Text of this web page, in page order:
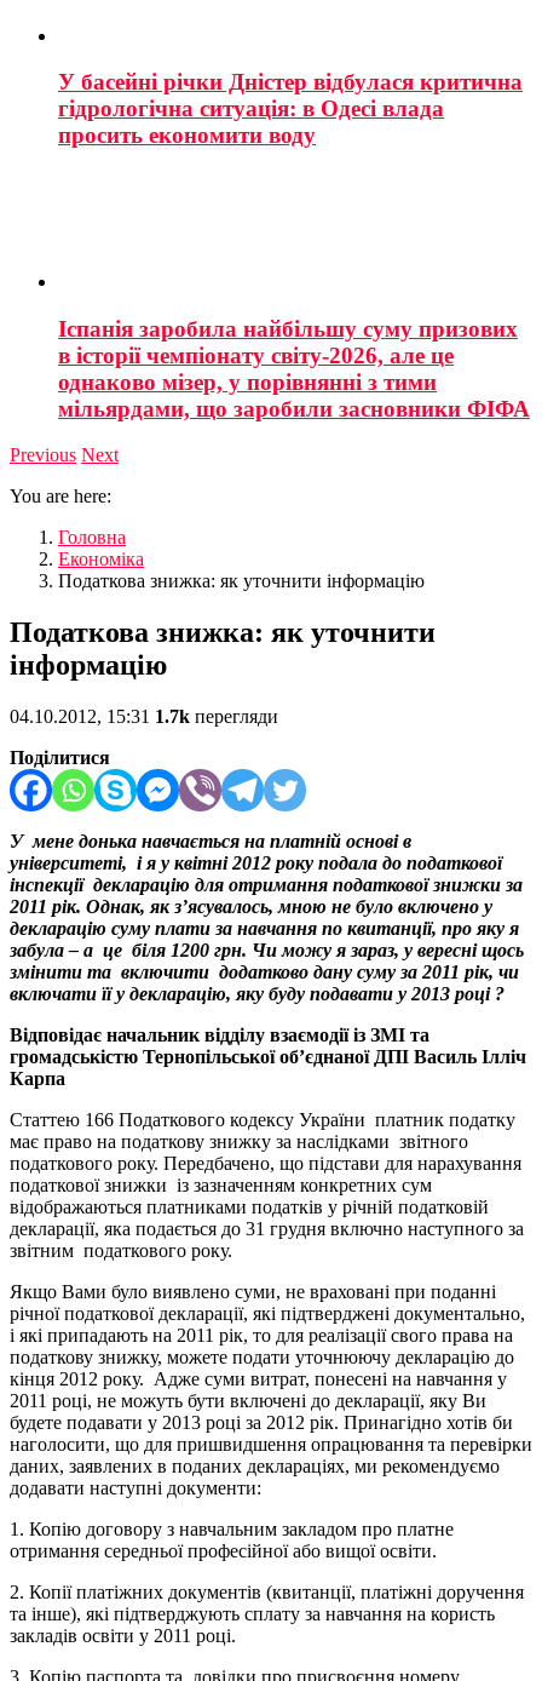
У басейні річки Дністер відбулася критична
гідрологічна ситуація: в Одесі влада
просить економити воду
Іспанія заробила найбільшу суму призових
в історії чемпіонату світу-2026, але це
однаково мізер, у порівнянні з тими
мільярдами, що заробили засновники ФІФА
Previous Next
You are here:
Головна
Економіка
Податкова знижка: як уточнити інформацію
Податкова знижка: як уточнити
інформацію
04.10.2012, 15:31 1.7k перегляди
Поділитися
У мене донька навчається на платній основі в
університеті, і я у квітні 2012 року подала до податкової
інспекції декларацію для отримання податкової знижки за
2011 рік. Однак, як з’ясувалось, мною не було включено у
декларацію суму плати за навчання по квитанції, про яку я
забула – а це біля 1200 грн. Чи можу я зараз, у вересні щось
змінити та включити додатково дану суму за 2011 рік, чи
включати її у декларацію, яку буду подавати у 2013 році ?
Відповідає начальник відділу взаємодії із ЗМІ та
громадськістю Тернопільської об’єднаної ДПІ Василь Ілліч
Карпа
Статтею 166 Податкового кодексу України платник податку
має право на податкову знижку за наслідками звітного
податкового року. Передбачено, що підстави для нарахування
податкової знижки із зазначенням конкретних сум
відображаються платниками податків у річній податковій
декларації, яка подається до 31 грудня включно наступного за
звітним податкового року.
Якщо Вами було виявлено суми, не враховані при поданні
річної податкової декларації, які підтверджені документально,
і які припадають на 2011 рік, то для реалізації свого права на
податкову знижку, можете подати уточнюючу декларацію до
кінця 2012 року. Адже суми витрат, понесені на навчання у
2011 році, не можуть бути включені до декларації, яку Ви
будете подавати у 2013 році за 2012 рік. Принагідно хотів би
наголосити, що для пришвидшення опрацювання та перевірки
даних, заявлених в поданих деклараціях, ми рекомендуємо
додавати наступні документи:
1. Копію договору з навчальним закладом про платне
отримання середньої професійної або вищої освіти.
2. Копії платіжних документів (квитанції, платіжні доручення
та інше), які підтверджують сплату за навчання на користь
закладів освіти у 2011 році.